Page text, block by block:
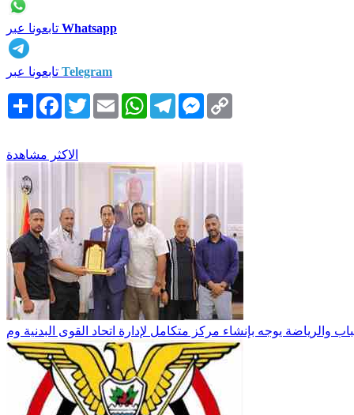
Whatsapp
Telegram
انشر Facebook
TwitterEmail WhatsAppTelegramMessenger
الاكثر مشاهدة